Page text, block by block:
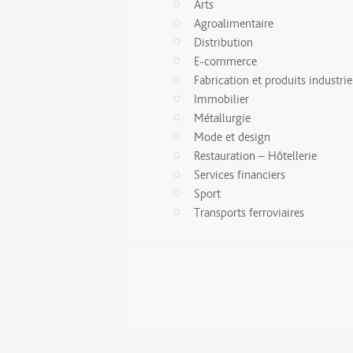
Arts
Agroalimentaire
Distribution
E-commerce
Fabrication et produits
Immobilier
Métallurgie
Mode et design
Restauration – Hôtellerie
Services financiers
Sport
Transports ferroviaires